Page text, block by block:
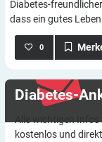
Diabetes-
dass ein gutes
0
Diabetes-
Alle wichtigen
kostenlos und